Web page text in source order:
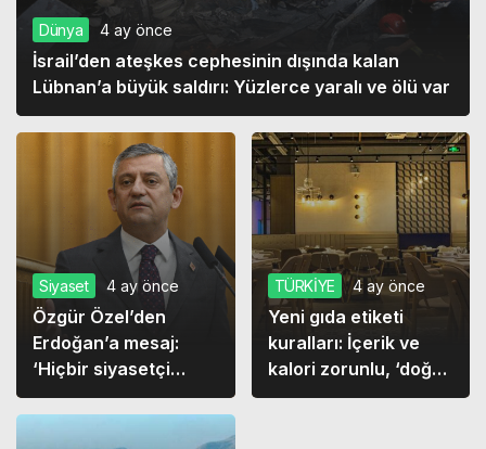
Dünya 4 ay önce
İsrail’den ateşkes cephesinin dışında kalan
Lübnan’a büyük saldırı: Yüzlerce yaralı ve ölü var
Siyaset 4 ay önce
Özgür Özel’den
Erdoğan’a mesaj:
‘Hiçbir siyasetçi
kaçmadı, Erdoğan
kaçacak’
TÜRKİYE 4 ay önce
Yeni gıda etiketi
kuralları: İçerik ve
kalori zorunlu, ‘doğal’
ibaresine kısıtlama